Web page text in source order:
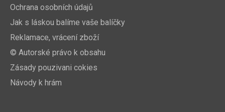
Ochrana osobních údajů
Jak s láskou balíme vaše balíčky
Reklamace, vrácení zboží
© Autorské právo k obsahu
Zásady pouzivani cokies
Návody k hrám